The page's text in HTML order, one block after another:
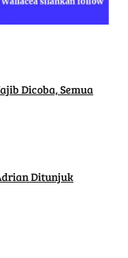
Dicoba, Semua
Ditunjuk